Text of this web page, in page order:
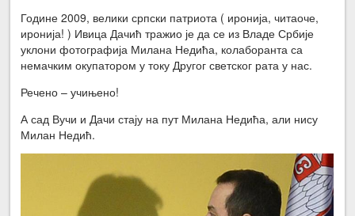
Године 2009, велики српски патриота ( иронија, читаоче,
иронија! ) Ивица Дачић тражио је да се из Владе Србије
уклони фотографија Милана Недића, колаборанта са
немачким окупатором у току Другог светског рата у нас.
Речено – учињено!
А сад Вучи и Дачи стају на пут Милана Недића, али нису
Милан Недић.